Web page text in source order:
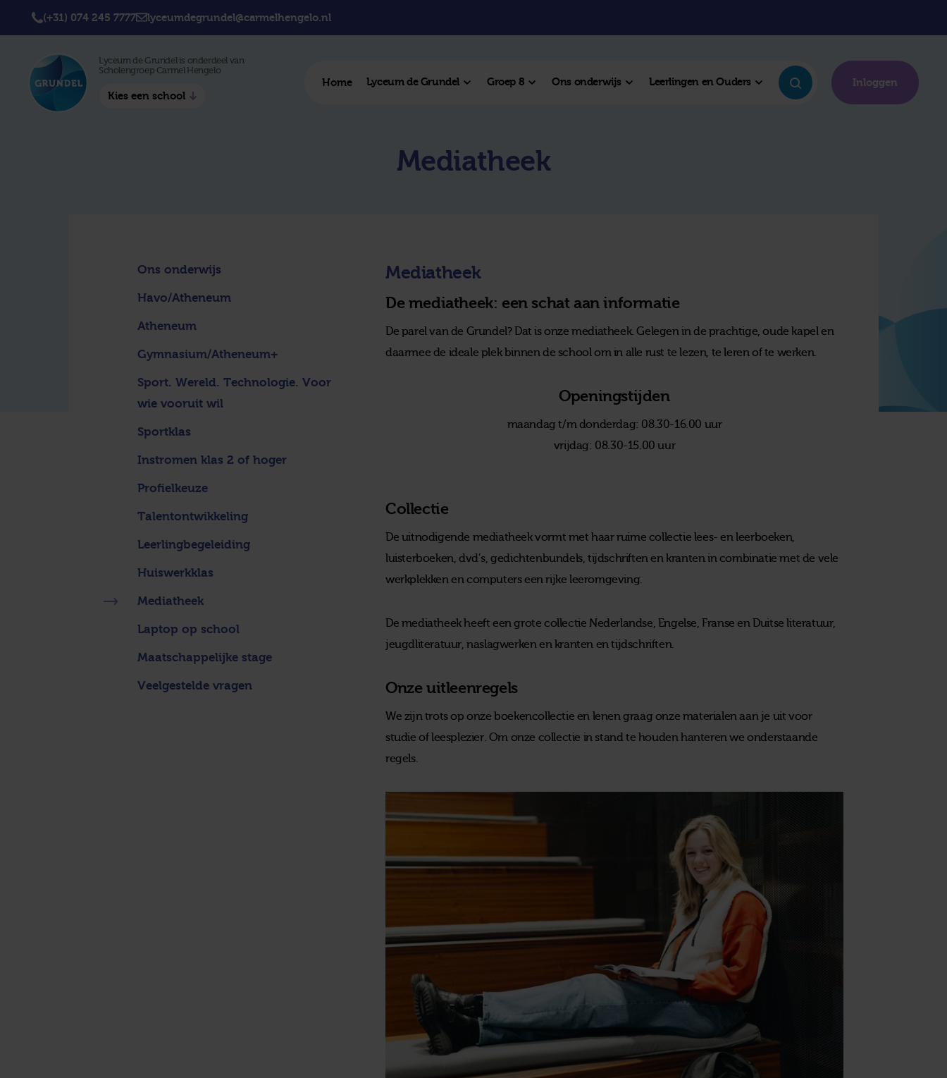
(+31) 074 245 7777 lyceumdegrundel@carmelhengelo.nl
Lyceum de Grundel is onderdeel van
Scholengroep Carmel Hengelo
Kies een school
CT Stork College
Home Lyceum de Grundel Groep 8 Ons onderwijs Leerlingen en Ouders Inloggen
Mediatheek
Ons onderwijs
Havo/Atheneum
Atheneum
Gymnasium/Atheneum+
Sport. Wereld. Technologie. Voor
wie vooruit wil
Sportklas
Instromen klas 2 of hoger
Profielkeuze
Talentontwikkeling
Leerlingbegeleiding
Huiswerkklas
Mediatheek
Laptop op school
Maatschappelijke stage
Veelgestelde vragen
Mediatheek
De mediatheek: een schat aan informatie
De parel van de Grundel? Dat is onze mediatheek. Gelegen in de prachtige, oude kapel en
daarmee de ideale plek binnen de school om in alle rust te lezen, te leren of te werken.
Openingstijden
maandag t/m donderdag: 08.30-16.00 uur
vrijdag: 08.30-15.00 uur
Collectie
De uitnodigende mediatheek vormt met haar ruime collectie lees- en leerboeken,
luisterboeken, dvd’s, gedichtenbundels, tijdschriften en kranten in combinatie met de vele
werkplekken en computers een rijke leeromgeving.
De mediatheek heeft een grote collectie Nederlandse, Engelse, Franse en Duitse literatuur,
jeugdliteratuur, naslagwerken en kranten en tijdschriften.
Onze uitleenregels
We zijn trots op onze boekencollectie en lenen graag onze materialen aan je uit voor
studie of leesplezier. Om onze collectie in stand te houden hanteren we onderstaande
regels.